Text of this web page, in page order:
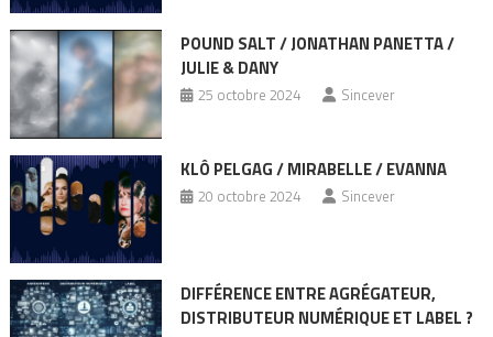
POUND SALT / JONATHAN PANETTA /
JULIE & DANY
25 octobre 2024 Sincever
KLÔ PELGAG / MIRABELLE / EVANNA
20 octobre 2024 Sincever
DIFFÉRENCE ENTRE AGRÉGATEUR,
DISTRIBUTEUR NUMÉRIQUE ET LABEL ?